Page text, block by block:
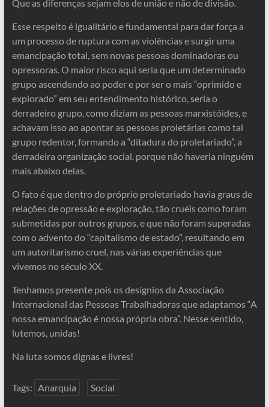
Que as diferenças sejam elos de união e não de divisão.
Esse respeito é igualitário e fundamental para dar força a
um processo de ruptura com as violências e surgir uma
emancipação total, sem novas pessoas dominadoras ou
opressoras. O maior risco aqui seria que um determinado
grupo ascendendo ao poder e por ser o mais “oprimido e
explorado” em seu entendimento histórico, seria o
derradeiro grupo, como diziam as pessoas marxistóides, e
achavam isso ao apontar as pessoas proletárias como tal
grupo redentor, formando a “ditadura do proletariado”, a
derradeira organização social, porque não haveria ninguém
mais abaixo delas.
O fato é que dentro do próprio proletariado havia graus de
relações de opressão e exploração, tão cruéis como foram
submetidas por outros grupos, e que não foram superadas
com o advento do “capitalismo de estado”, resultando em
um autoritarismo cruel, nas várias experiências que
vivemos no século XX.
Tenhamos presente pois os desígnios da Associação
Internacional das Pessoas Trabalhadoras que adaptamos “A
nossa emancipação é nossa própria obra”. Nesse sentido,
lutemos, unidas!
Na luta somos dignas e livres!
Tags: Anarquia Social